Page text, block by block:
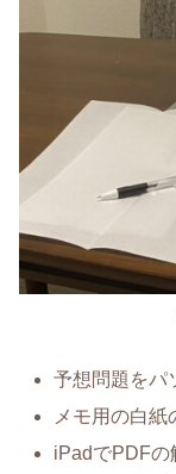
予想問題をパ
メモ用の白
iPadでPDFの